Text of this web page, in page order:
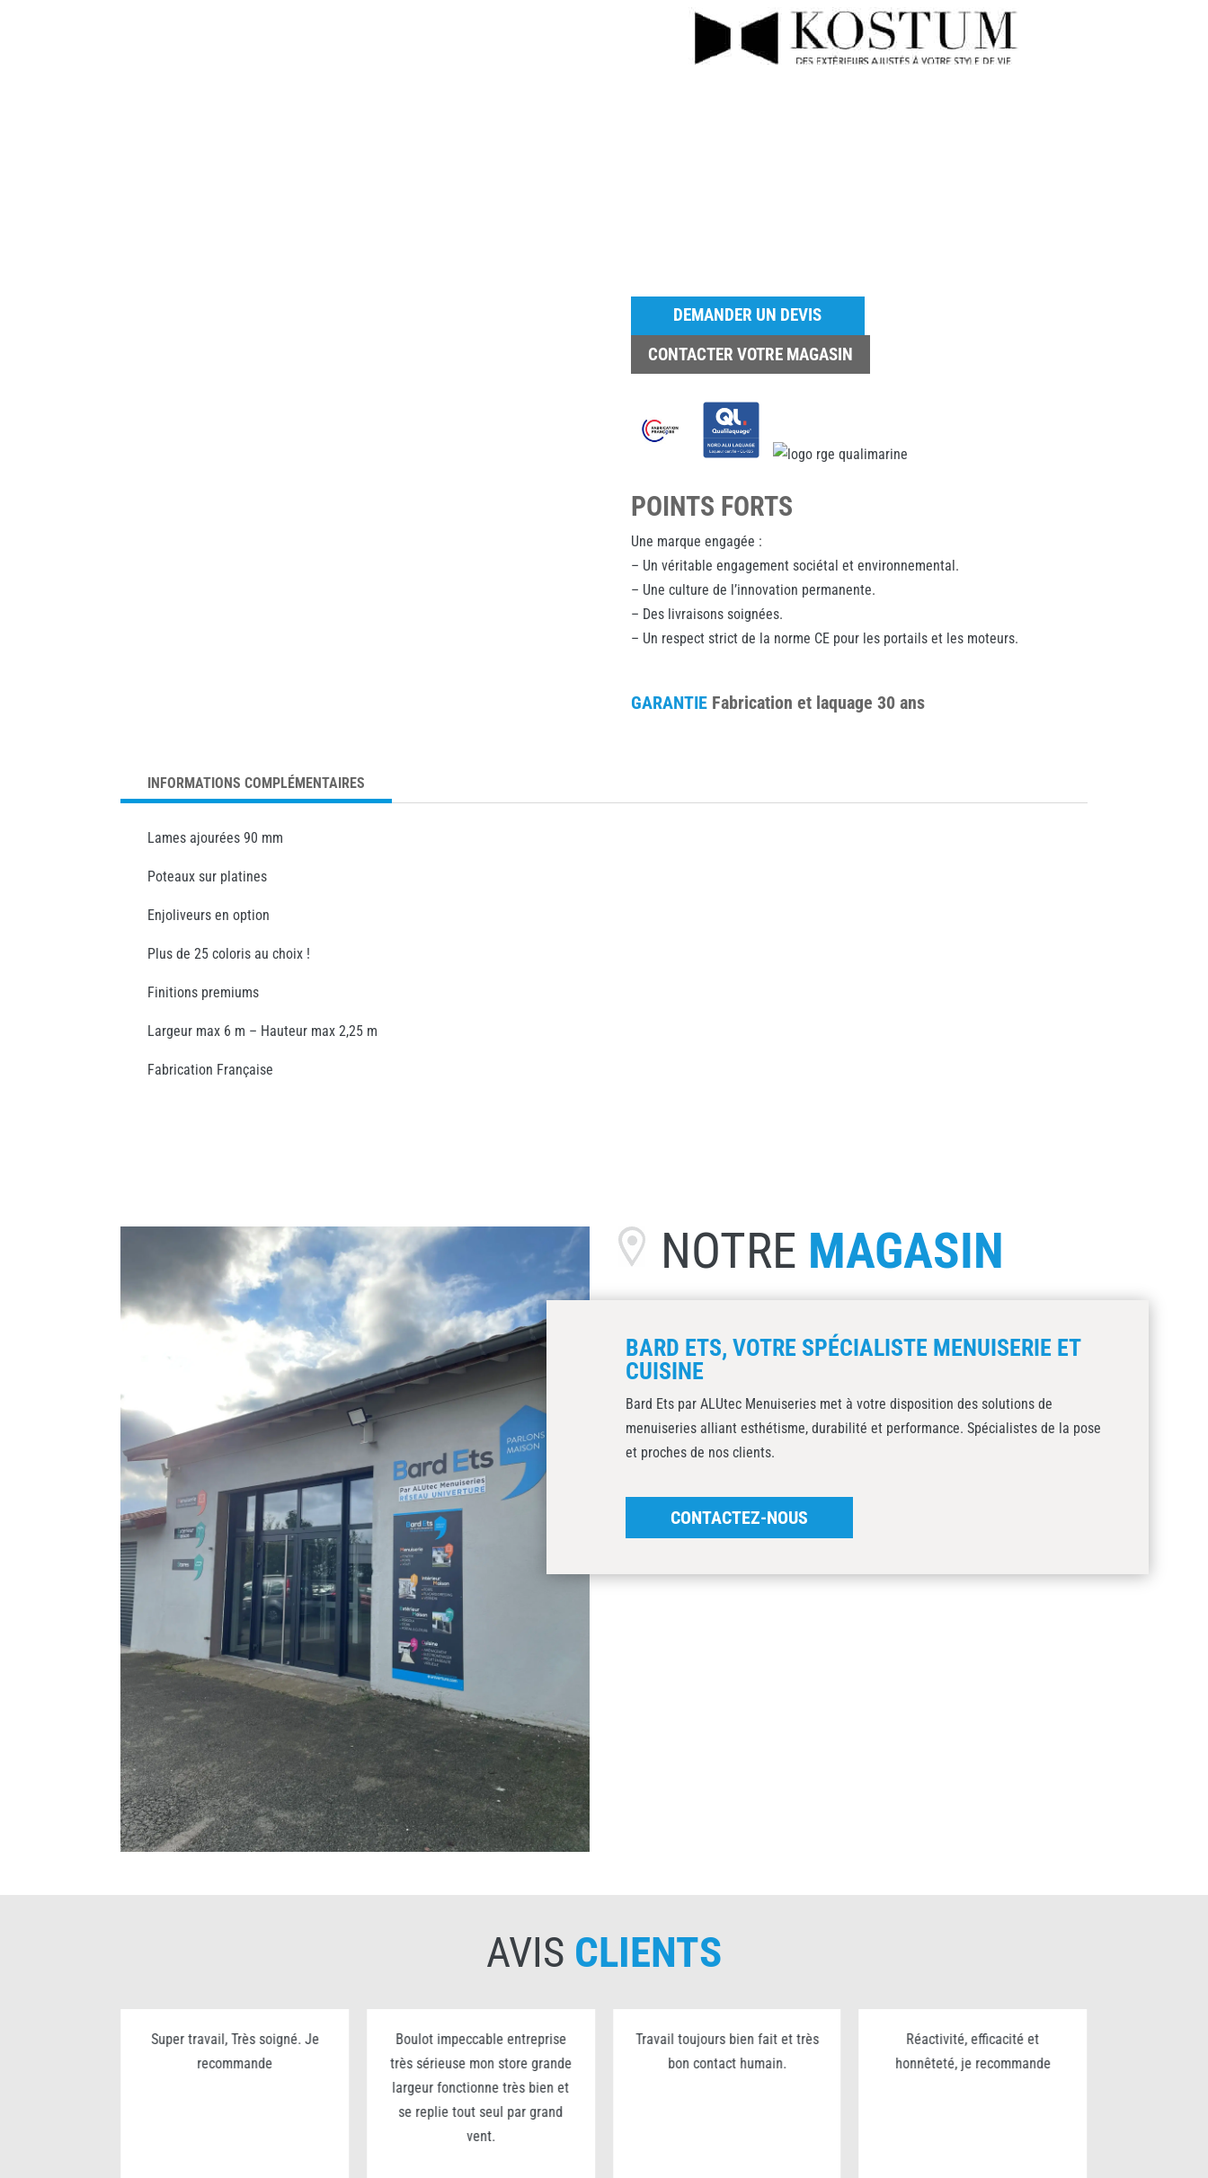
DEMANDER UN DEVIS
CONTACTER VOTRE MAGASIN
POINTS FORTS
Une marque engagée :
– Un véritable engagement sociétal et environnemental.
– Une culture de l’innovation permanente.
– Des livraisons soignées.
– Un respect strict de la norme CE pour les portails et les moteurs.
GARANTIE Fabrication et laquage 30 ans
INFORMATIONS COMPLÉMENTAIRES
Lames ajourées 90 mm
Poteaux sur platines
Enjoliveurs en option
Plus de 25 coloris au choix !
Finitions premiums
Largeur max 6 m – Hauteur max 2,25 m
Fabrication Française
NOTRE MAGASIN
BARD ETS, VOTRE SPÉCIALISTE MENUISERIE ET
CUISINE
Bard Ets par ALUtec Menuiseries met à votre disposition des solutions de
menuiseries alliant esthétisme, durabilité et performance. Spécialistes de la pose
et proches de nos clients.
CONTACTEZ-NOUS
AVIS CLIENTS
Super travail, Très soigné. Je
recommande
Boulot impeccable entreprise
très sérieuse mon store grande
largeur fonctionne très bien et
se replie tout seul par grand
vent.
Travail toujours bien fait et très
bon contact humain.
Réactivité, efficacité et
honnêteté, je recommande